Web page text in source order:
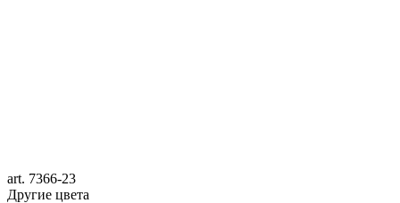
art. 7366-23
Другие цвета